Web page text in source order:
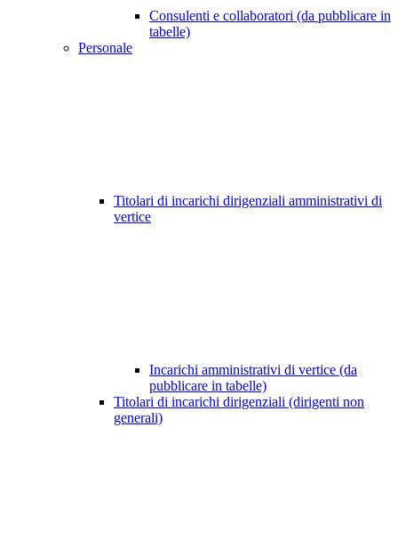
Consulenti e collaboratori (da pubblicare in
tabelle)
Personale
Titolari di incarichi dirigenziali amministrativi di
vertice
Incarichi amministrativi di vertice (da
pubblicare in tabelle)
Titolari di incarichi dirigenziali (dirigenti non
generali)